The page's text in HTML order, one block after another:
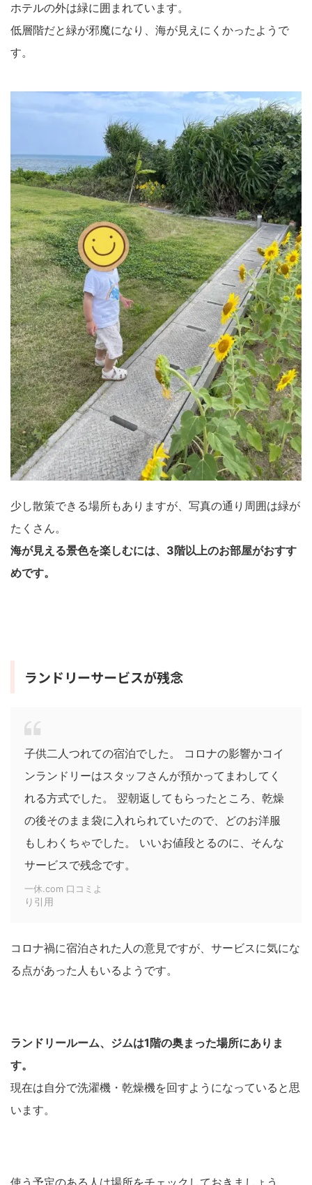
ホテルの外は緑に囲まれています。
低層階だと緑が邪魔になり、海が見えにくかったようで
す。
少し散策できる場所もありますが、写真の通り周囲は緑が
たくさん。
海が見える景色を楽しむには、3階以上のお部屋がおすす
めです。
ランドリーサービスが残念
子供二人つれての宿泊でした。 コロナの影響かコイ
ンランドリーはスタッフさんが預かってまわしてく
れる方式でした。 翌朝返してもらったところ、乾燥
の後そのまま袋に入れられていたので、どのお洋服
もしわくちゃでした。 いいお値段とるのに、そんな
サービスで残念です。
一休.com 口コミよ
り引用
コロナ禍に宿泊された人の意見ですが、サービスに気にな
る点があった人もいるようです。
ランドリールーム、ジムは1階の奥まった場所にありま
す。
現在は自分で洗濯機・乾燥機を回すようになっていると思
います。
使う予定のある人は場所をチェックしておきましょう。